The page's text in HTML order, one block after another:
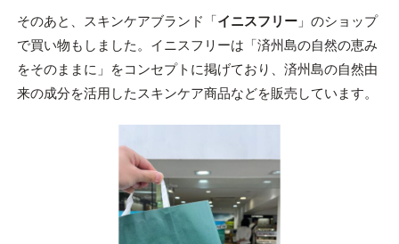
そのあと、スキンケアブランド「イニスフリー」のショップ
で買い物もしました。イニスフリーは「済州島の自然の恵み
をそのままに」をコンセプトに掲げており、済州島の自然由
来の成分を活用したスキンケア商品などを販売しています。